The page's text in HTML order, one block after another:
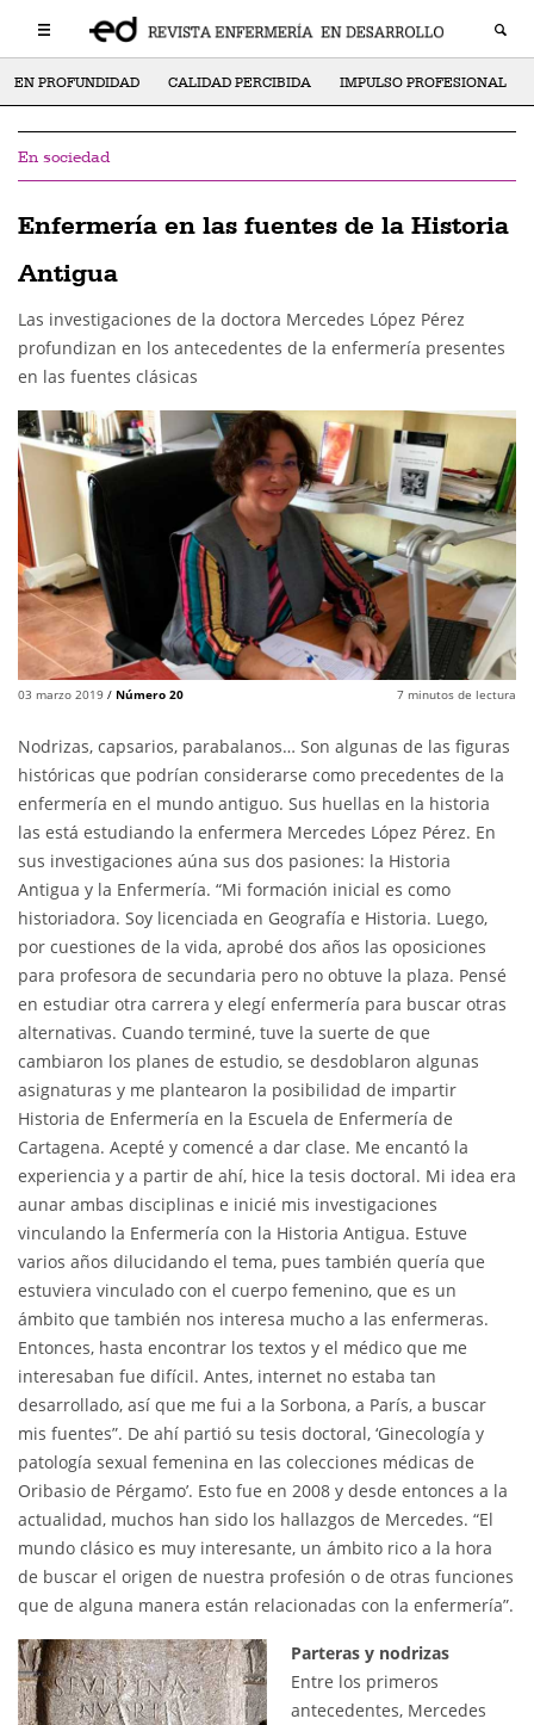
EN PROFUNDIDAD CALIDAD PERCIBIDA IMPULSO PROFESIONAL
En sociedad
Enfermería en las fuentes de la Historia
Antigua
Las investigaciones de la doctora Mercedes López Pérez
profundizan en los antecedentes de la enfermería presentes
en las fuentes clásicas
03 marzo 2019 / Número 20 7 minutos de lectura
Nodrizas, capsarios, parabalanos… Son algunas de las figuras
históricas que podrían considerarse como precedentes de la
enfermería en el mundo antiguo. Sus huellas en la historia
las está estudiando la enfermera Mercedes López Pérez. En
sus investigaciones aúna sus dos pasiones: la Historia
Antigua y la Enfermería. “Mi formación inicial es como
historiadora. Soy licenciada en Geografía e Historia. Luego,
por cuestiones de la vida, aprobé dos años las oposiciones
para profesora de secundaria pero no obtuve la plaza. Pensé
en estudiar otra carrera y elegí enfermería para buscar otras
alternativas. Cuando terminé, tuve la suerte de que
cambiaron los planes de estudio, se desdoblaron algunas
asignaturas y me plantearon la posibilidad de impartir
Historia de Enfermería en la Escuela de Enfermería de
Cartagena. Acepté y comencé a dar clase. Me encantó la
experiencia y a partir de ahí, hice la tesis doctoral. Mi idea era
aunar ambas disciplinas e inicié mis investigaciones
vinculando la Enfermería con la Historia Antigua. Estuve
varios años dilucidando el tema, pues también quería que
estuviera vinculado con el cuerpo femenino, que es un
ámbito que también nos interesa mucho a las enfermeras.
Entonces, hasta encontrar los textos y el médico que me
interesaban fue difícil. Antes, internet no estaba tan
desarrollado, así que me fui a la Sorbona, a París, a buscar
mis fuentes”. De ahí partió su tesis doctoral, ‘Ginecología y
patología sexual femenina en las colecciones médicas de
Oribasio de Pérgamo’. Esto fue en 2008 y desde entonces a la
actualidad, muchos han sido los hallazgos de Mercedes. “El
mundo clásico es muy interesante, un ámbito rico a la hora
de buscar el origen de nuestra profesión o de otras funciones
que de alguna manera están relacionadas con la enfermería”.
Parteras y nodrizas
Entre los primeros
antecedentes, Mercedes